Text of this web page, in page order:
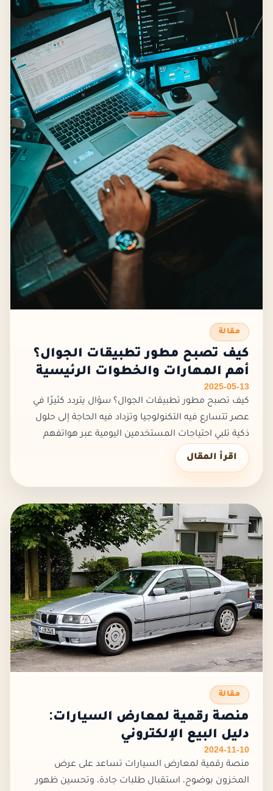
مقالة
كيف تصبح مطور تطبيقات الجوال؟
أهم المهارات والخطوات الرئيسية
2025-05-13
كيف تصبح مطور تطبيقات الجوال؟ سؤال يتردد كثيرًا في
عصر تتسارع فيه التكنولوجيا وتزداد فيه الحاجة إلى حلول
ذكية تلبي احتياجات المستخدمين اليومية عبر هواتفهم
الذكية، وفي ظل هذا الطلب المتزايد، أصبح تطوير
تطبيقات الجوال من أ...
اقرأ المقال
مقالة
منصة رقمية لمعارض السيارات:
دليل البيع الإلكتروني
2024-11-10
منصة رقمية لمعارض السيارات تساعد على عرض
المخزون بوضوح، استقبال طلبات جادة، وتحسين ظهور